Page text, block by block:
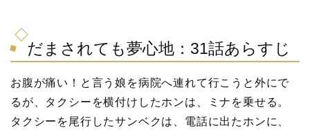
だまされても夢心地：31話あらすじ
お腹が痛い！と言う娘を病院へ連れて行こうと外にで
るが、タクシーを横付けしたホンは、ミナを乗せる。
タクシーを尾行したサンベクは、電話に出たホンに、